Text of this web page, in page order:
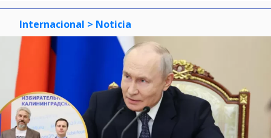
Internacional > Noticia